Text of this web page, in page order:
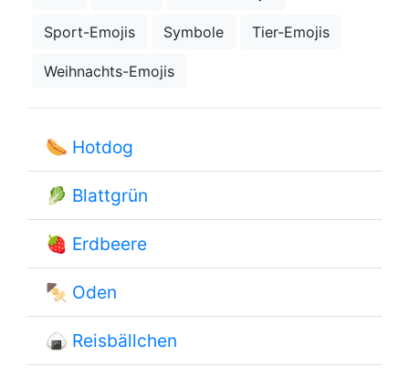
Sport-Emojis Symbole Tier-Emojis
Weihnachts-Emojis
🌭 Hotdog
🥬 Blattgrün
🍓 Erdbeere
🍢 Oden
🍙 Reisbällchen